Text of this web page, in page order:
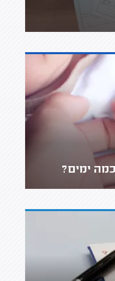
ימים?